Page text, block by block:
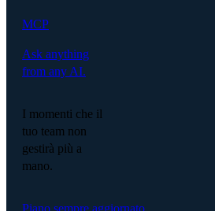
MCP
Ask anything
from any AI.
I momenti che il
tuo team non
gestirà più a
mano.
Piano sempre aggiornato